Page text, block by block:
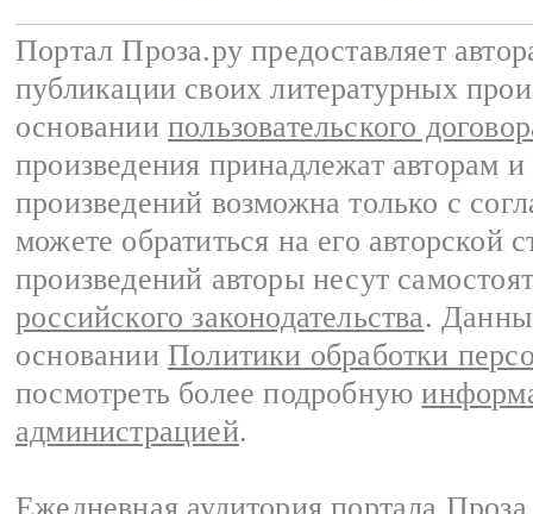
Портал Проза.ру предоставляет
публикации своих литературных
основании пользовательского
произведения принадлежат авторам
произведений возможна только с
можете обратиться на его авторской
произведений авторы несут
российского законодательства.
основании Политики обработки
посмотреть более подробную
администрацией.
Ежедневная аудитория портала